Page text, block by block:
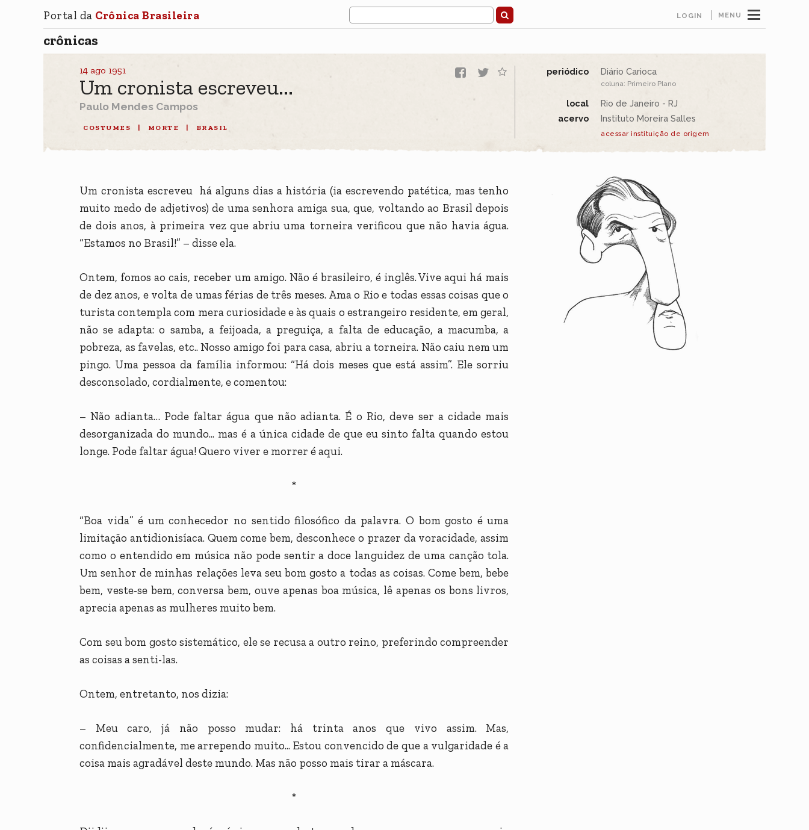
MENU
Portal da Crônica Brasileira LOGIN
crônicas
14 ago 1951
Um cronista escreveu...
Paulo Mendes Campos
COSTUMES MORTE BRASIL
periódico Diário Carioca
coluna: Primeiro Plano
local
Rio de Janeiro - RJ
acervo
Instituto Moreira Salles
acessar instituição de origem
Um cronista escreveu há alguns dias a história (ia escrevendo patética, mas tenho
muito medo de adjetivos) de uma senhora amiga sua, que, voltando ao Brasil depois
de dois anos, à primeira vez que abriu uma torneira verificou que não havia água.
“Estamos no Brasil!” – disse ela.
Ontem, fomos ao cais, receber um amigo. Não é brasileiro, é inglês. Vive aqui há mais
de dez anos, e volta de umas férias de três meses. Ama o Rio e todas essas coisas que o
turista contempla com mera curiosidade e às quais o estrangeiro residente, em geral,
não se adapta: o samba, a feijoada, a preguiça, a falta de educação, a macumba, a
pobreza, as favelas, etc.. Nosso amigo foi para casa, abriu a torneira. Não caiu nem um
pingo. Uma pessoa da família informou: “Há dois meses que está assim”. Ele sorriu
desconsolado, cordialmente, e comentou:
– Não adianta… Pode faltar água que não adianta. É o Rio, deve ser a cidade mais
desorganizada do mundo... mas é a única cidade de que eu sinto falta quando estou
longe. Pode faltar água! Quero viver e morrer é aqui.
*
“Boa vida” é um conhecedor no sentido filosófico da palavra. O bom gosto é uma
limitação antidionisíaca. Quem come bem, desconhece o prazer da voracidade, assim
como o entendido em música não pode sentir a doce languidez de uma canção tola.
Um senhor de minhas relações leva seu bom gosto a todas as coisas. Come bem, bebe
bem, veste-se bem, conversa bem, ouve apenas boa música, lê apenas os bons livros,
aprecia apenas as mulheres muito bem.
Com seu bom gosto sistemático, ele se recusa a outro reino, preferindo compreender
as coisas a senti-las.
Ontem, entretanto, nos dizia:
– Meu caro, já não posso mudar: há trinta anos que vivo assim. Mas,
confidencialmente, me arrependo muito... Estou convencido de que a vulgaridade é a
coisa mais agradável deste mundo. Mas não posso mais tirar a máscara.
*